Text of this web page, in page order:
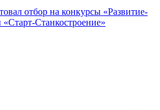
отбор на конкурсы «Развитие-
Станкостроение»